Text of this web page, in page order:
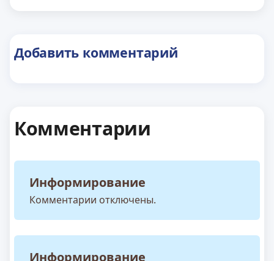
Добавить комментарий
Комментарии
Информирование
Комментарии отключены.
Информирование